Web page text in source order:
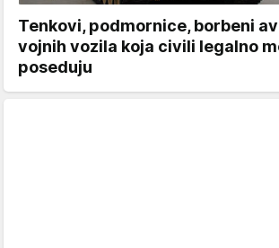
Tenkovi, podmornice, borbeni
vojnih vozila koja civili legalno
poseduju